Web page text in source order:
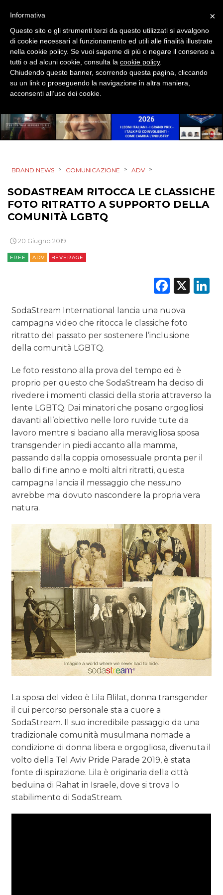
DATI
RICERCHE
NORMATIVE
CASE HISTORY
OPINIONI
BRAND NEWS > COMUNICAZIONE > ADV >
SODASTREAM RITOCCA LE CLASSICHE
FOTO RITRATTO A SUPPORTO DELLA
COMUNITÀ LGBTQ
20 Giugno 2019
FREE ADV BEVERAGE
X
SodaStream International lancia una nuova
campagna video che ritocca le classiche foto
ritratto del passato per sostenere l’inclusione
della comunità LGBTQ.
Le foto resistono alla prova del tempo ed è
proprio per questo che SodaStream ha deciso di
rivedere i momenti classici della storia attraverso la
lente LGBTQ. Dai minatori che posano orgogliosi
davanti all’obiettivo nelle loro ruvide tute da
lavoro mentre si baciano alla meravigliosa sposa
transgender in piedi accanto alla mamma,
passando dalla coppia omosessuale pronta per il
ballo di fine anno e molti altri ritratti, questa
campagna lancia il messaggio che nessuno
avrebbe mai dovuto nascondere la propria vera
natura.
La sposa del video è Lila Blilat, donna transgender
il cui percorso personale sta a cuore a
SodaStream. Il suo incredibile passaggio da una
tradizionale comunità musulmana nomade a
condizione di donna libera e orgogliosa, divenuta il
volto della Tel Aviv Pride Parade 2019, è stata
fonte di ispirazione. Lila è originaria della città
beduina di Rahat in Israele, dove si trova lo
stabilimento di SodaStream.
×
Informativa
Questo sito o gli strumenti terzi da questo utilizzati si avvalgono
di cookie necessari al funzionamento ed utili alle finalità illustrate
nella cookie policy. Se vuoi saperne di più o negare il consenso a
tutti o ad alcuni cookie, consulta la cookie policy.
Chiudendo questo banner, scorrendo questa pagina, cliccando
su un link o proseguendo la navigazione in altra maniera,
acconsenti all’uso dei cookie.